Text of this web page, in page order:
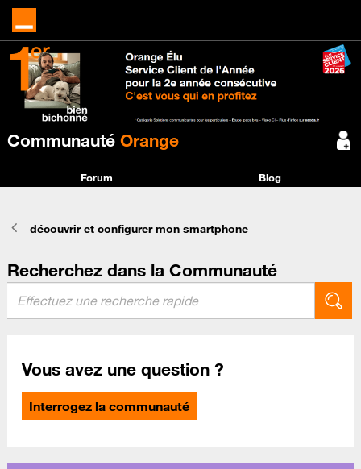
Communauté Orange
Forum Blog
découvrir et configurer mon smartphone
Recherchez dans la Communauté
Vous avez une question ?
Interrogez la communauté